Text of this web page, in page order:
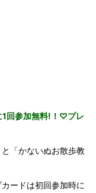
1回参加無料!！♡プレ
「かないぬお散歩教
ードは初回参加時に